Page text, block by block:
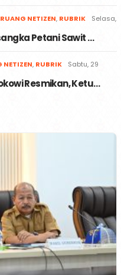
RUANG NETIZEN, RUBRIK
Selasa,
Petani Sawit …
NETIZEN, RUBRIK
Sabtu, 29
Resmikan, Ketu…